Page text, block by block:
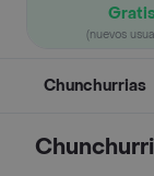
(nuevos
Chunchurrias